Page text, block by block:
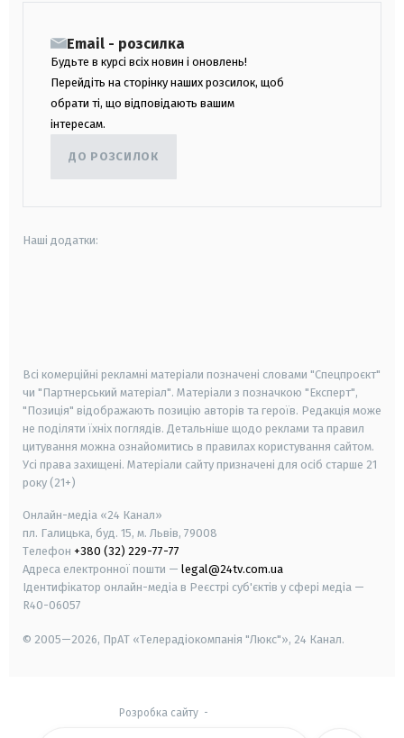
Email - розсилка
Будьте в курсі всіх новин і оновлень!
Перейдіть на сторінку наших розсилок, щоб
обрати ті, що відповідають вашим
інтересам.
ДО РОЗСИЛОК
Наші додатки:
Всі комерційні рекламні матеріали позначені словами "Спецпроєкт"
чи "Партнерський матеріал". Матеріали з позначкою "Експерт",
"Позиція" відображають позицію авторів та героїв. Редакція може
не поділяти їхніх поглядів. Детальніше щодо реклами та правил
цитування можна ознайомитись в правилах користування сайтом.
Усі права захищені. Матеріали сайту призначені для осіб старше 21
року (21+)
Онлайн-медіа «24 Канал»
пл. Галицька, буд. 15, м. Львів, 79008
Телефон +380 (32) 229-77-77
Адреса електронної пошти — legal@24tv.com.ua
Ідентифікатор онлайн-медіа в Реєстрі суб'єктів у сфері медіа —
R40-06057
© 2005—2026, ПрАТ «Телерадіокомпанія "Люкс"», 24 Канал.
Розробка сайту-